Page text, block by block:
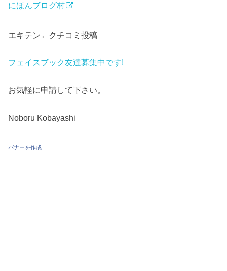
にほんブログ村
エキテン←クチコミ投稿
フェイスブック友達募集中です!
お気軽に申請して下さい。
Noboru Kobayashi
バナーを作成